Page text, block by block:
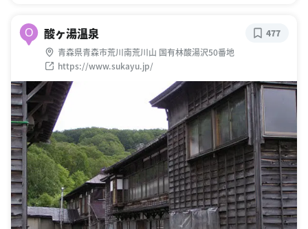
O 酸ヶ湯温泉
青森県青森市荒川南荒川山 国有林酸湯沢50番地
https://www.sukayu.jp/
477